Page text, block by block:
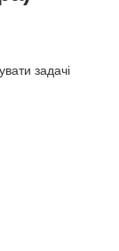
задачі